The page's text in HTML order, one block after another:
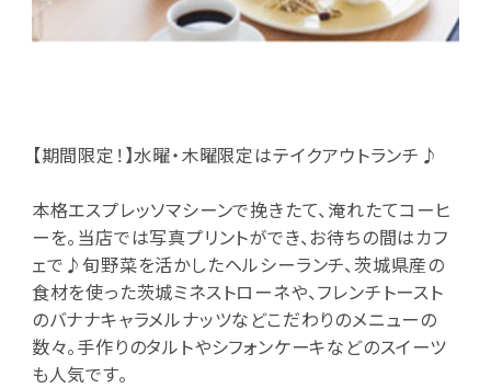
【期間限定！】水曜・木曜限定はテイクアウトランチ♪
本格エスプレッソマシーンで挽きたて、淹れたてコーヒ
ーを。当店では写真プリントができ、お待ちの間はカフ
ェで♪旬野菜を活かしたヘルシーランチ、茨城県産の
食材を使った茨城ミネストローネや、フレンチトースト
のバナナキャラメルナッツなどこだわりのメニューの
数々。手作りのタルトやシフォンケーキなどのスイーツ
も人気です。